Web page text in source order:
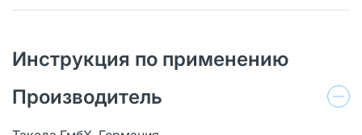
Инструкция по применению
Производитель